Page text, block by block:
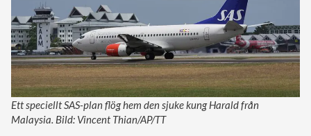
Ett speciellt SAS-plan flög hem den sjuke kung Harald från
Malaysia. Bild: Vincent Thian/AP/TT